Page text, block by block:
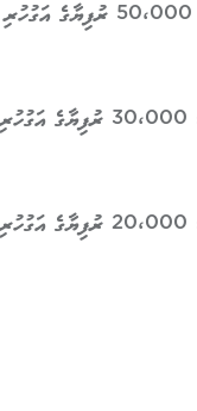
1 ވަނަ އިނާމް: 50،000
2 ވަނަ އިނާމް: 30،000
3 ވަނަ އިނާމް: 20،000